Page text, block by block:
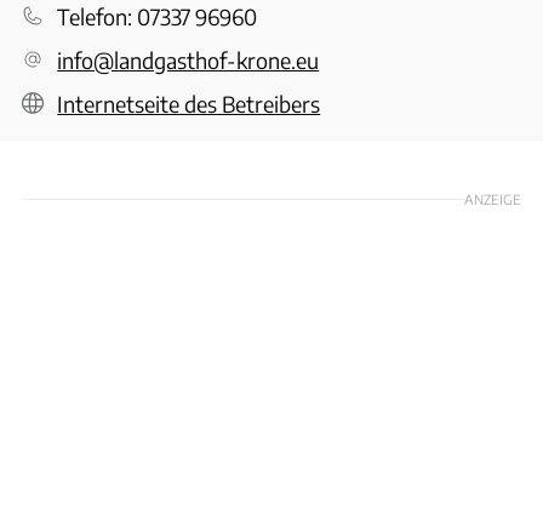
Telefon: 07337 96960
info@landgasthof-krone.eu
Internetseite des Betreibers
ANZEIGE